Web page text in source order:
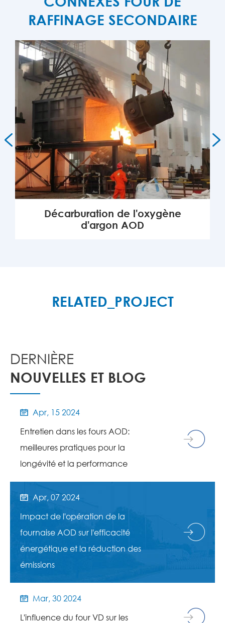
RAFFINAGE SECONDAIRE
Décarburation de l'oxygène
d'argon AOD
 
RELATED_PROJECT
DERNIÈRE
NOUVELLES ET BLOG

Apr, 15 2024
Entretien dans les fours AOD:
meilleures pratiques pour la
longévité et la performance

Apr, 07 2024
Impact de l'opération de la
fournaise AOD sur l'efficacité
énergétique et la réduction des
émissions

Mar, 30 2024
L'influence du four VD sur les